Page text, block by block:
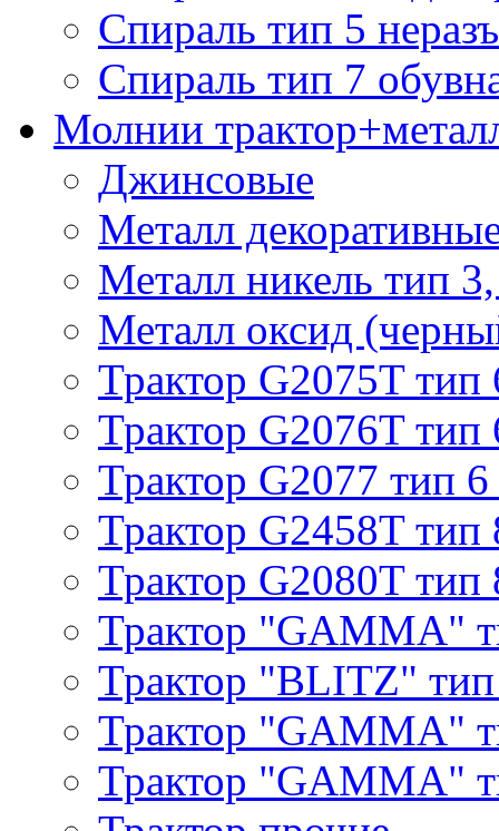
Спираль тип 5
Спираль тип 7
Молнии
Джинсовые
Металл
Металл никель тип
Металл оксид
Трактор G2075T тип
Трактор G2076T тип
Трактор G2077 тип 6
Трактор G2458T тип
Трактор G2080T тип
Трактор "GAMMA"
Трактор "BLITZ"
Трактор "GAMMA"
Трактор "GAMMA"